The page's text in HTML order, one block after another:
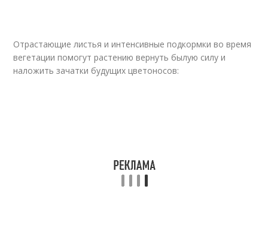
Отрастающие листья и интенсивные подкормки во время
вегетации помогут растению вернуть былую силу и
наложить зачатки будущих цветоносов: